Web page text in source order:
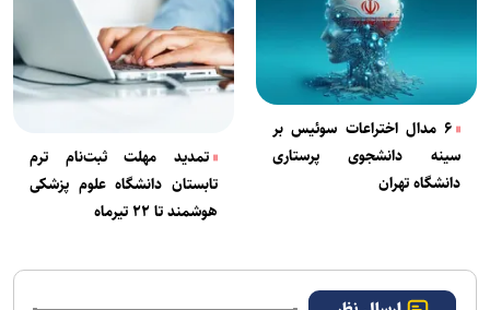
۶ مدال اختراعات سوئیس بر
سینه دانشجوی پرستاری
دانشگاه تهران
تمدید مهلت ثبت‌نام ترم
تابستان دانشگاه علوم پزشکی
هوشمند تا ۲۲ تیرماه